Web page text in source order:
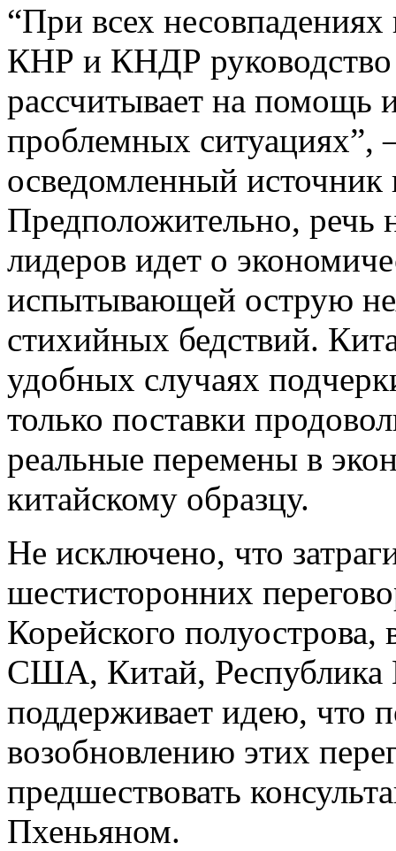
“При всех
КНР и КНДР
рассчитывает на помощь
проблемных
осведомленный источник
Предположительно, речь
лидеров идет о
испытывающей острую
стихийных бедствий.
удобных случаях
только поставки
реальные перемены в
китайскому образцу.
Не исключено, что
шестисторонних
Корейского
США, Китай, Республика
поддерживает идею, что
возобновлению этих
предшествовать
Пхеньяном.